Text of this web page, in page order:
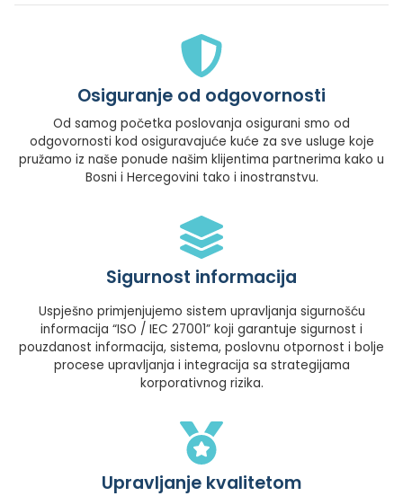
Osiguranje od odgovornosti
Od samog početka poslovanja osigurani smo od
odgovornosti kod osiguravajuće kuće za sve usluge koje
pružamo iz naše ponude našim klijentima partnerima kako u
Bosni i Hercegovini tako i inostranstvu.
Sigurnost informacija
Uspješno primjenjujemo sistem upravljanja sigurnošću
informacija “ISO / IEC 27001” koji garantuje sigurnost i
pouzdanost informacija, sistema, poslovnu otpornost i bolje
procese upravljanja i integracija sa strategijama
korporativnog rizika.
Upravljanje kvalitetom